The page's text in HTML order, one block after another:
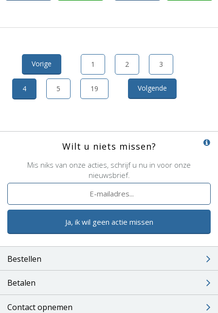
Vorige 1 2 3
4 5 19 Volgende
Wilt u niets missen?
Mis niks van onze acties, schrijf u nu in voor onze
nieuwsbrief.
Ja, ik wil geen actie missen
Bestellen
Betalen
Contact opnemen